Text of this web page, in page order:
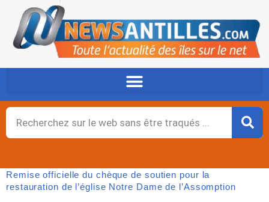
contenu
Rechercher
Remise officielle du chèque de soutien pour la
restauration de l’église Notre Dame de l’Assomption